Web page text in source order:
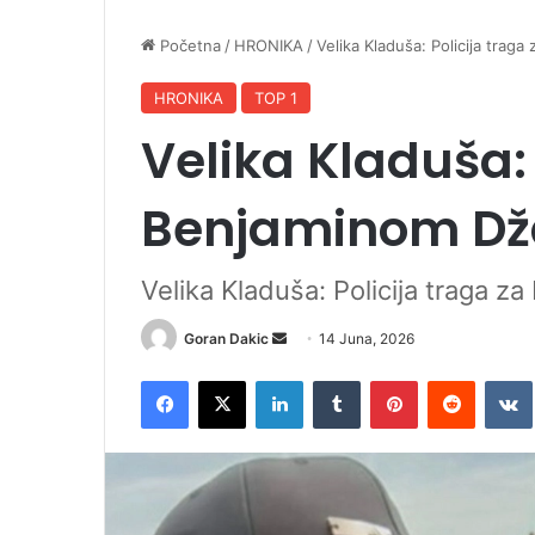
Početna / HRONIKA /Velika Kladuša: Policija traga
HRONIKA TOP 1
Velika
Benjaminom
Velika Kladuša: Policija traga
Goran Dakic
d
a
14 Juna, 2026